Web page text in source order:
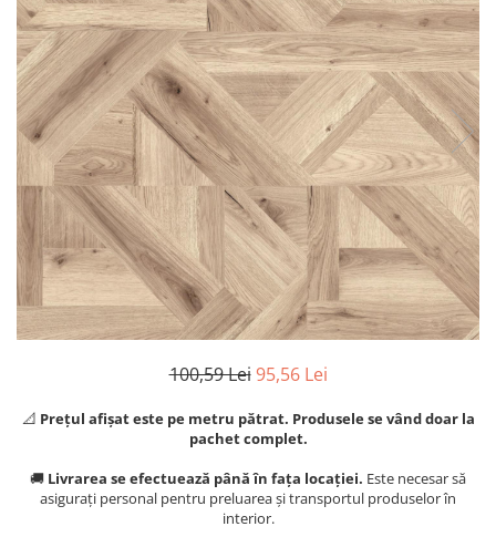
River 12 mm
Timeless 12mm
Woodstock 8mm
Woodstock PRO 8mm
Woodstock XL 10mm
Woodstock XL 8mm
ADO Floor - SPC
Finsa - Laminat
Finfloor 12mm
Finfloor XL 10mm
Style 8mm
Supreme 8mm
Amazone 10 mm
Evolution 12 mm
100,59 Lei 95,56 Lei
📐 Prețul afișat este pe metru pătrat. Produsele se vând doar la
pachet complet.
🚚 Livrarea se efectuează până în fața locației. Este necesar să
asigurați personal pentru preluarea și transportul produselor în
interior.